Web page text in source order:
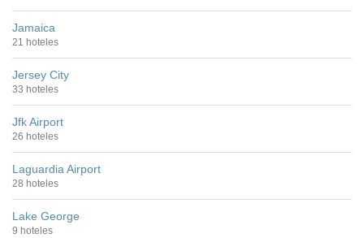
Jamaica
21 hoteles
Jersey City
33 hoteles
Jfk Airport
26 hoteles
Laguardia Airport
28 hoteles
Lake George
9 hoteles